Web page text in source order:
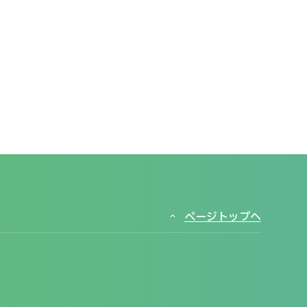
ページトップへ